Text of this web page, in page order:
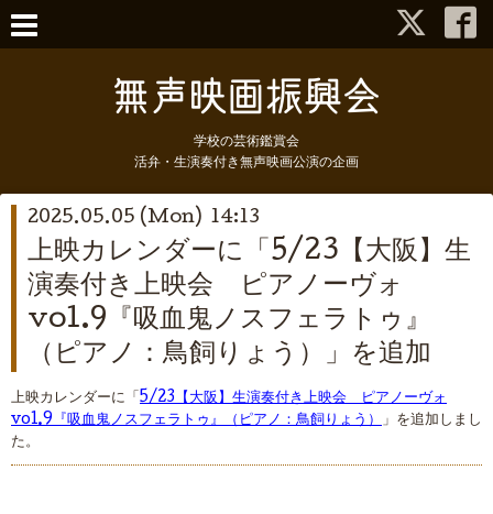
学校の芸術鑑賞会
活弁・生演奏付き無声映画公演の企画
2025.05.05 (Mon) 14:13
上映カレンダーに「5/23【大阪】生
演奏付き上映会 ピアノーヴォ
vol.9『吸血鬼ノスフェラトゥ』
（ピアノ：鳥飼りょう）」を追加
上映カレンダーに「 5/23【大阪】生演奏付き上映会 ピアノーヴォ
vol.9『吸血鬼ノスフェラトゥ』（ピアノ：鳥飼りょう） 」を追加しまし
た。